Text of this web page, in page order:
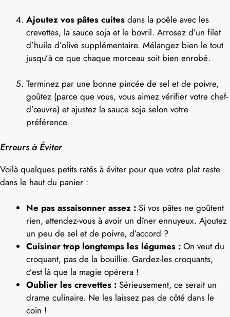
Ajoutez vos pâtes cuites dans la poêle avec les
crevettes, la sauce soja et le bovril. Arrosez d’un filet
d’huile d’olive supplémentaire. Mélangez bien le tout
jusqu’à ce que chaque morceau soit bien enrobé.
Terminez par une bonne pincée de sel et de poivre,
goûtez (parce que vous, vous aimez vérifier votre chef-
d’œuvre) et ajustez la sauce soja selon votre
préférence.
Erreurs à Éviter
Voilà quelques petits ratés à éviter pour que votre plat reste
dans le haut du panier :
Ne pas assaisonner assez : Si vos pâtes ne goûtent
rien, attendez-vous à avoir un dîner ennuyeux. Ajoutez
un peu de sel et de poivre, d’accord ?
Cuisiner trop longtemps les légumes : On veut du
croquant, pas de la bouillie. Gardez-les croquants,
c’est là que la magie opérera !
Oublier les crevettes : Sérieusement, ce serait un
drame culinaire. Ne les laissez pas de côté dans le
coin !